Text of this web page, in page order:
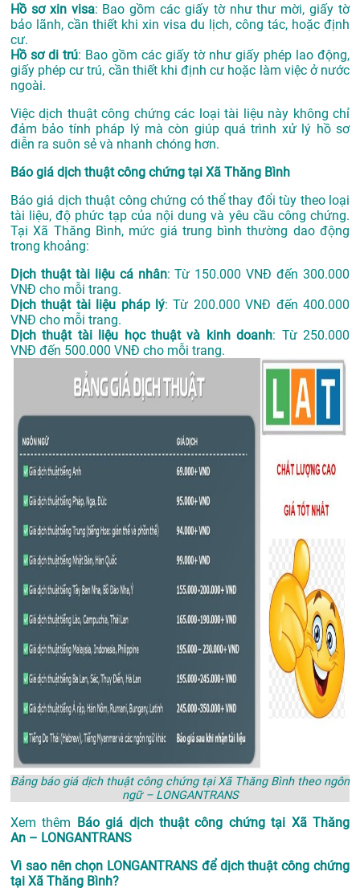
Hồ sơ xin visa: Bao gồm các giấy tờ như thư mời, giấy tờ
bảo lãnh, cần thiết khi xin visa du lịch, công tác, hoặc định
cư.
Hồ sơ di trú: Bao gồm các giấy tờ như giấy phép lao động,
giấy phép cư trú, cần thiết khi định cư hoặc làm việc ở nước
ngoài.
Việc dịch thuật công chứng các loại tài liệu này không chỉ
đảm bảo tính pháp lý mà còn giúp quá trình xử lý hồ sơ
diễn ra suôn sẻ và nhanh chóng hơn.
Báo giá dịch thuật công chứng tại Xã Thăng Bình
Báo giá dịch thuật công chứng có thể thay đổi tùy theo loại
tài liệu, độ phức tạp của nội dung và yêu cầu công chứng.
Tại Xã Thăng Bình, mức giá trung bình thường dao động
trong khoảng:
Dịch thuật tài liệu cá nhân: Từ 150.000 VNĐ đến 300.000
VNĐ cho mỗi trang.
Dịch thuật tài liệu pháp lý: Từ 200.000 VNĐ đến 400.000
VNĐ cho mỗi trang.
Dịch thuật tài liệu học thuật và kinh doanh: Từ 250.000
VNĐ đến 500.000 VNĐ cho mỗi trang.
Bảng báo giá dịch thuật công chứng tại Xã Thăng Bình theo ngôn
ngữ – LONGANTRANS
Xem thêm
Báo giá dịch thuật công chứng tại Xã Thăng
An – LONGANTRANS
Vì sao nên chọn LONGANTRANS để dịch thuật công chứng
tại Xã Thăng Bình?